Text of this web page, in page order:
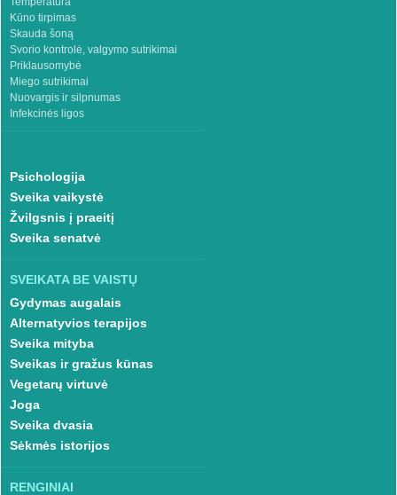
Kūno tirpimas
Skauda šoną
Svorio kontrolė, valgymo sutrikimai
Priklausomybė
Miego sutrikimai
Nuovargis ir silpnumas
Infekcinės ligos
Psichologija
Sveika vaikystė
Žvilgsnis į praeitį
Sveika senatvė
SVEIKATA BE VAISTŲ
Gydymas augalais
Alternatyvios terapijos
Sveika mityba
Sveikas ir gražus kūnas
Vegetarų virtuvė
Joga
Sveika dvasia
Sėkmės istorijos
RENGINIAI